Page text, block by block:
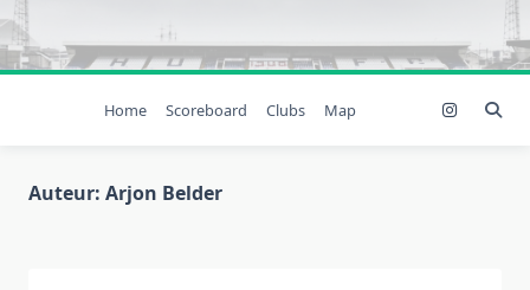
Home Scoreboard Clubs Map
Auteur: Arjon Belder